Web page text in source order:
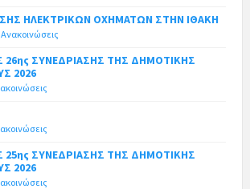
ΗΛΕΚΤΡΙΚΩΝ ΟΧΗΜΑΤΩΝ ΣΤΗΝ ΙΘΑΚΗ
Ανακοινώσεις
ΣΥΝΕΔΡΙΑΣΗΣ ΤΗΣ ΔΗΜΟΤΙΚΗΣ
2026
ΣΥΝΕΔΡΙΑΣΗΣ ΤΗΣ ΔΗΜΟΤΙΚΗΣ
2026